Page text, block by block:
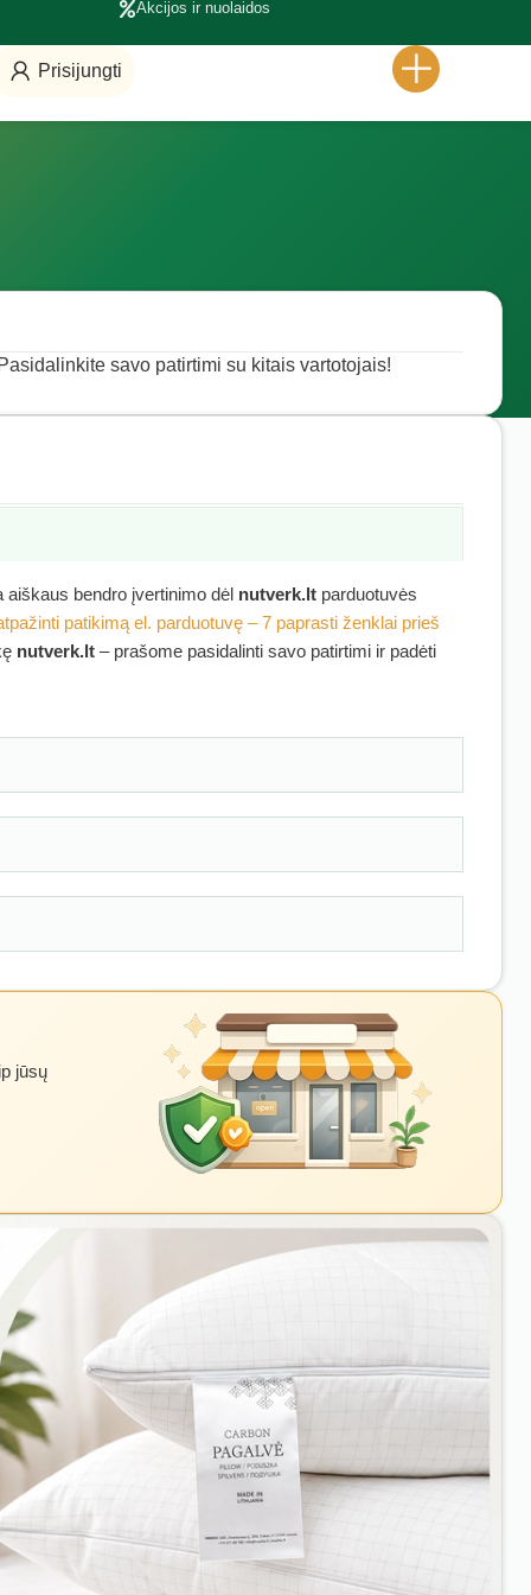
Akcijos ir nuolaidos
Prisijungti
savo patirtimi su kitais vartotojais!
aiškaus bendro įvertinimo dėl nutverk.lt parduotuvės
patikimą el. parduotuvę – 7 paprasti ženklai prieš
nutverk.lt – prašome pasidalinti savo patirtimi ir padėti
jūsų